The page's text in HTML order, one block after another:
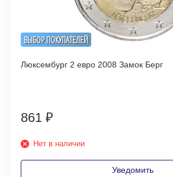
ВЫБОР ПОКУПАТЕЛЕЙ
Люксембург 2 евро 2008 Замок Берг
861 ₽
Нет в наличии
Уведомить